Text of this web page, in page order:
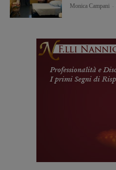
Monica Campani